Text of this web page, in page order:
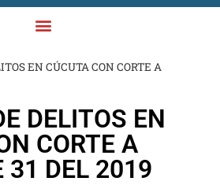
EN CÚCUTA CON CORTE A
DELITOS EN
CORTE A
31 DEL 2019